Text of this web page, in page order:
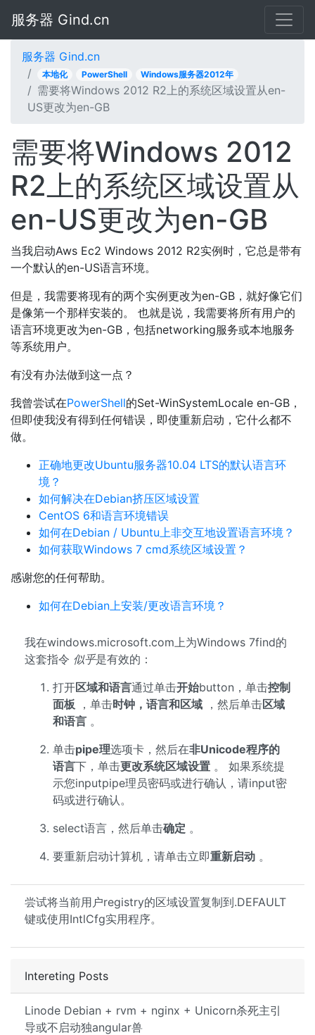
服务器 Gind.cn
服务器 Gind.cn
本地化 PowerShell Windows服务器2012年
需要将Windows 2012 R2上的系统区域设置从en-
US更改为en-GB
Intereting Posts
Linode Debian + rvm + nginx + Unicorn杀死主引
导或不启动独angular兽
需要将Windows 2012
R2上的系统区域设置从
en-US更改为en-GB
当我启动Aws Ec2 Windows 2012 R2实例时，它总是带有
一个默认的en-US语言环境。
但是，我需要将现有的两个实例更改为en-GB，就好像它们
是像第一个那样安装的。 也就是说，我需要将所有用户的
语言环境更改为en-GB，包括networking服务或本地服务
等系统用户。
有没有办法做到这一点？
我曾尝试在PowerShell的Set-WinSystemLocale en-GB，
但即使我没有得到任何错误，即使重新启动，它什么都不
做。
正确地更改Ubuntu服务器10.04 LTS的默认语言环
境？
如何解决在Debian挤压区域设置
CentOS 6和语言环境错误
如何在Debian / Ubuntu上非交互地设置语言环境？
如何获取Windows 7 cmd系统区域设置？
感谢您的任何帮助。
如何在Debian上安装/更改语言环境？
我在windows.microsoft.com上为Windows 7find的
这套指令 似乎是有效的：
打开区域和语言通过单击开始button，单击控制
面板 ，单击时钟，语言和区域 ，然后单击区域
和语言 。
单击pipe理选项卡，然后在非Unicode程序的
语言下，单击更改系统区域设置 。 如果系统提
示您inputpipe理员密码或进行确认，请input密
码或进行确认。
select语言，然后单击确定 。
要重新启动计算机，请单击立即重新启动 。
尝试将当前用户registry的区域设置复制到.DEFAULT
键或使用IntlCfg实用程序。